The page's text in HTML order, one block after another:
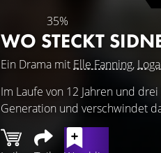
35%
WO STECKT
Ein Drama mit Elle Fanning,
Im Laufe von 12 Jahren und
Generation und verschwindet